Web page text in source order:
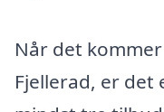
Når det
Fjellerad, er det